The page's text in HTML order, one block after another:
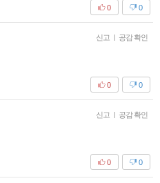
0
0
신고 공감 확인
0
0
신고 공감 확인
0
0